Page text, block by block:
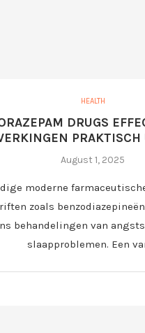
HEALTH
DRUGS
PRAKTISCH
August 1, 2025
moderne
zoals
behandelingen van
slaapproblemen. Een